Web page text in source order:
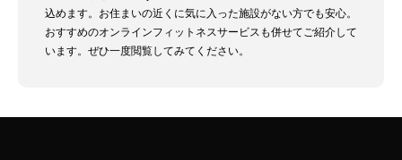
込めます。お住まいの近くに気に入った施設がない方でも安心。
おすすめのオンラインフィットネスサービスも併せてご紹介して
います。ぜひ一度閲覧してみてください。